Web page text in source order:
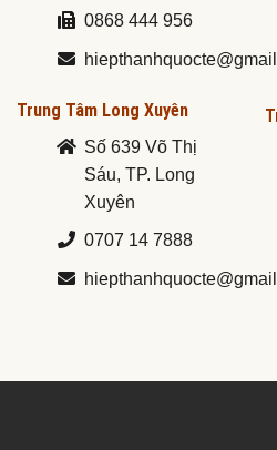
0868 444 956
Trung Tâm Long Xuyên
Số 639 Võ Thị
Sáu, TP. Long
Xuyên
0707 14 7888